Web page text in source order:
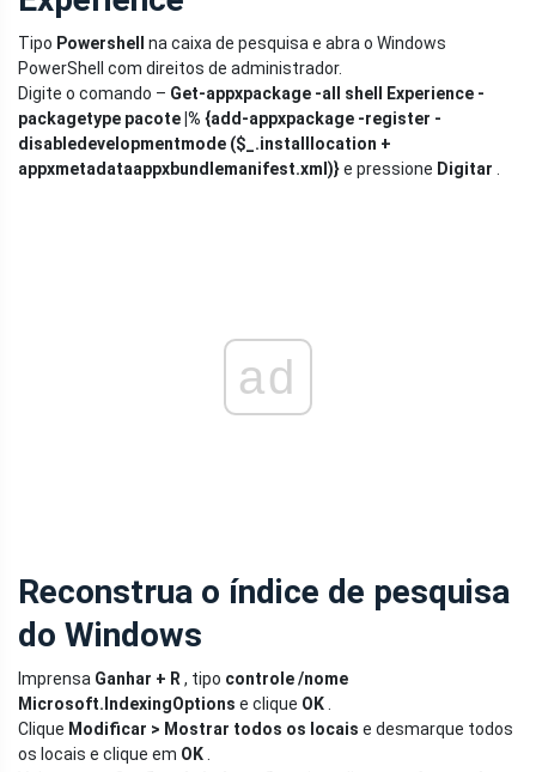
Tipo Powershell
na caixa de pesquisa e abra o Windows
PowerShell com direitos de administrador.
Digite o comando – Get-appxpackage -all shell Experience -
packagetype pacote |% {add-appxpackage -register -
disabledevelopmentmode ($_.installlocation +
appxmetadataappxbundlemanifest.xml )}e pressione Digitar
ad
Reconstrua o índice de pesquisa
do Windows
Imprensa Ganhar + R , tipo controle /nome
Microsoft.IndexingOptions e clique OK
Clique Modificar > Mostrar todos os locais e desmarque todos
os locais e clique em OK